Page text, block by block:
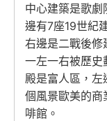
中心建築是歌
邊有7座19世紀
右邊是二戰後修
一左一右被歷史
殿是富人區，
個風景歐美的商
啡館。